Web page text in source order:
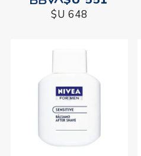
$U 648